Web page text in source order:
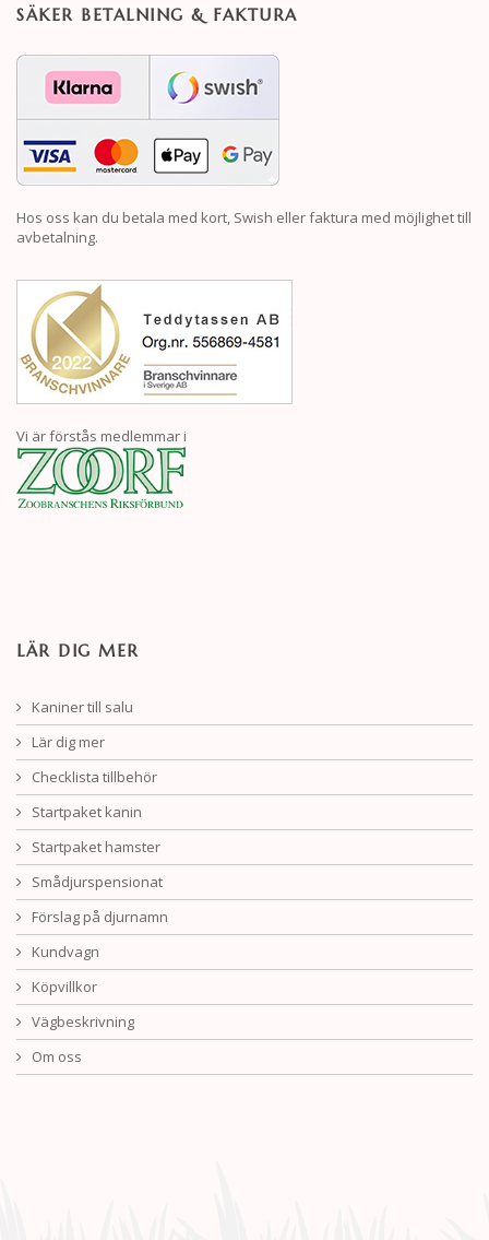
SÄKER BETALNING & FAKTURA
Hos oss kan du betala med kort, Swish eller faktura med möjlighet till
avbetalning.
Vi är förstås medlemmar i
LÄR DIG MER
Kaniner till salu
Lär dig mer
Checklista tillbehör
Startpaket kanin
Startpaket hamster
Smådjurspensionat
Förslag på djurnamn
Kundvagn
Köpvillkor
Vägbeskrivning
Om oss